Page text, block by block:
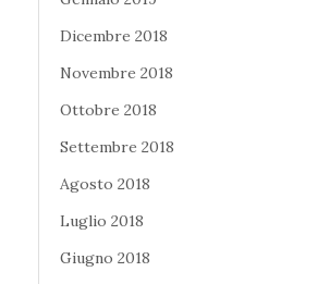
Dicembre 2018
Novembre 2018
Ottobre 2018
Settembre 2018
Agosto 2018
Luglio 2018
Giugno 2018